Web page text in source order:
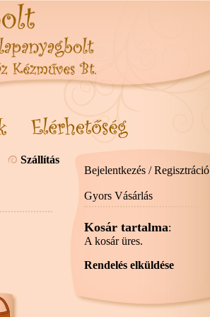
Szállítás
Bejelentkezés / Regisztráció
Gyors Vásárlás
Kosár tartalma:
A kosár üres.
Rendelés elküldése